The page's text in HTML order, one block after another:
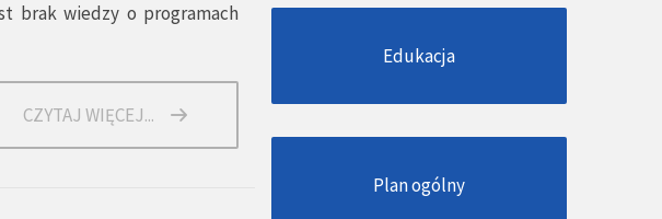
brak wiedzy o programach
CZYTAJ WIĘCEJ...
Edukacja
Plan ogólny